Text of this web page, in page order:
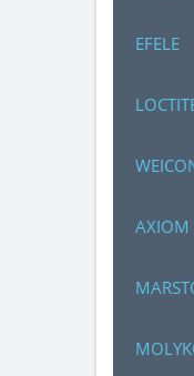
EFELE
AXIOM